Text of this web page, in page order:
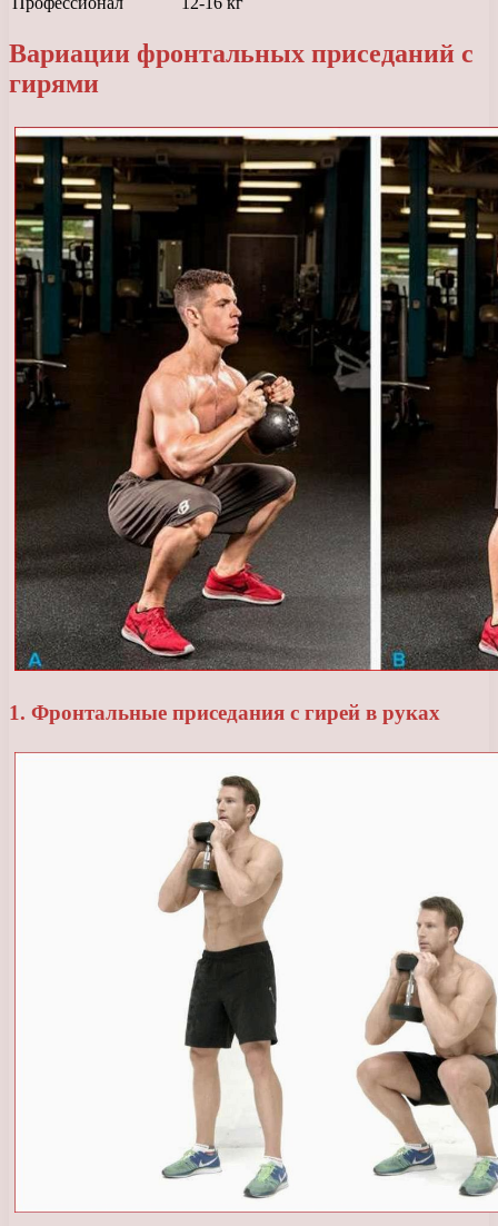
Вариации фронтальных приседаний с
гирями
1. Фронтальные приседания с гирей в руках